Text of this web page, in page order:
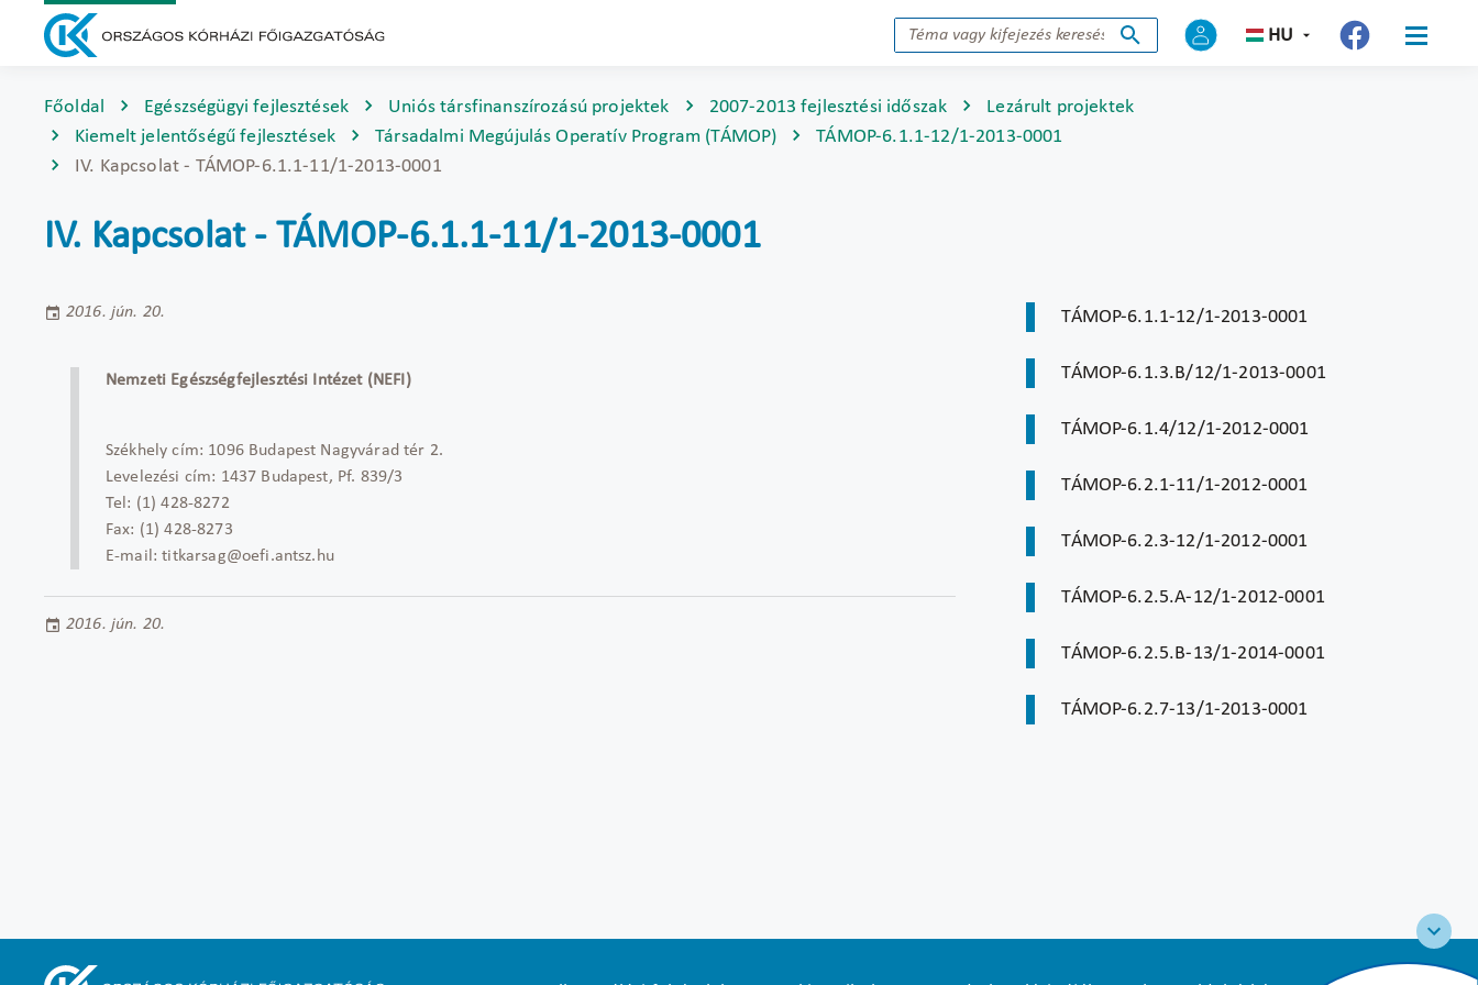
HU
Főoldal Egészségügyi fejlesztések Uniós társfinanszírozású projektek 2007-2013 fejlesztési időszak
Lezárult projektek
Kiemelt jelentőségű fejlesztések
Társadalmi Megújulás Operatív Program (TÁMOP)
TÁMOP-6.1.1-12/1-2013-0001
IV. Kapcsolat - TÁMOP-6.1.1-11/1-2013-0001
IV. Kapcsolat - TÁMOP-6.1.1-11/1-2013-0001
2016. jún. 20.
Nemzeti Egészségfejlesztési Intézet (NEFI)
Székhely cím: 1096 Budapest Nagyvárad tér 2.
Levelezési cím: 1437 Budapest, Pf. 839/3
Tel: (1) 428-8272
Fax: (1) 428-8273
E-mail: titkarsag@oefi.antsz.hu
2016. jún. 20.
TÁMOP-6.1.1-12/1-2013-0001
TÁMOP-6.1.3.B/12/1-2013-0001
TÁMOP-6.1.4/12/1-2012-0001
TÁMOP-6.2.1-11/1-2012-0001
TÁMOP-6.2.3-12/1-2012-0001
TÁMOP-6.2.5.A-12/1-2012-0001
TÁMOP-6.2.5.B-13/1-2014-0001
TÁMOP-6.2.7-13/1-2013-0001